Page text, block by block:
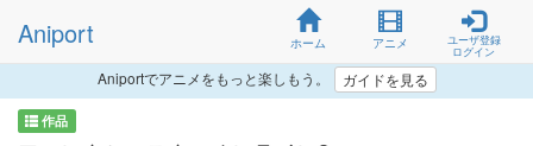
Aniport ホーム アニメ
ユーザ登録
ログイン
Aniportでアニメをもっと楽しもう。 ガイドを見る
作品